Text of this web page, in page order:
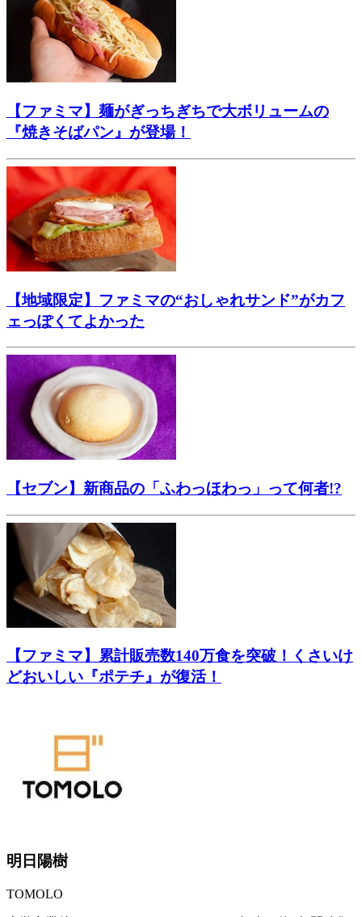
【ファミマ】麺がぎっちぎちで大ボリュームの
『焼きそばパン』が登場！
【地域限定】ファミマの“おしゃれサンド”がカフ
ェっぽくてよかった
【セブン】新商品の「ふわっほわっ」って何者!?
【ファミマ】累計販売数140万食を突破！くさいけ
どおいしい『ポテチ』が復活！
明日陽樹
TOMOLO